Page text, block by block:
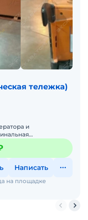
тележка)
и
220мм —
Написать
на площадке